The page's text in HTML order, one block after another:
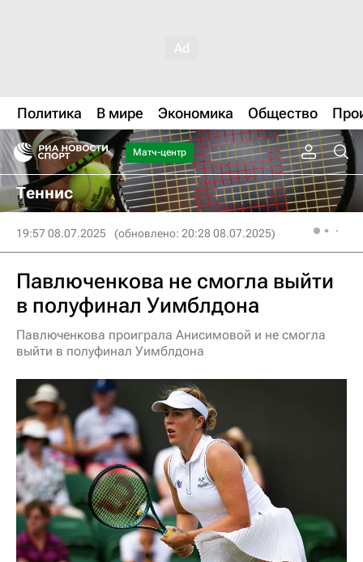
Политика В мире Экономика Общество
Матч-центр
Теннис
19:57 08.07.2025 (обновлено: 20:28 08.07.2025)
Павлюченкова не смогла выйти
в полуфинал Уимблдона
Павлюченкова проиграла Анисимовой и не смогла
выйти в полуфинал Уимблдона